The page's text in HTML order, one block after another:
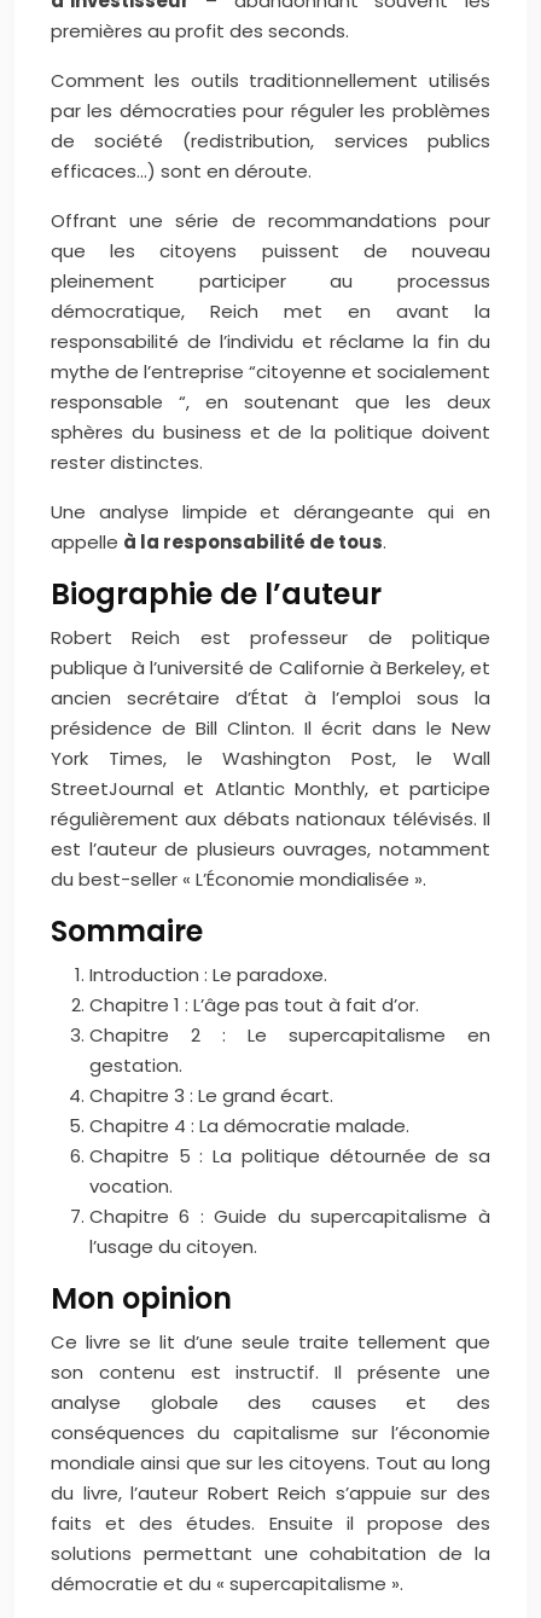
premières au profit des seconds.
Comment les outils traditionnellement utilisés
par les démocraties pour réguler les problèmes
de société (redistribution, services publics
efficaces…) sont en déroute.
Offrant une série de recommandations pour
que les citoyens puissent de nouveau
pleinement participer au processus
démocratique, Reich met en avant la
responsabilité de l’individu et réclame la fin du
mythe de l’entreprise “citoyenne et socialement
responsable “, en soutenant que les deux
sphères du business et de la politique doivent
rester distinctes.
Une analyse limpide et dérangeante qui en
appelle à la responsabilité de tous.
Biographie de l’auteur
Robert Reich est professeur de politique
publique à l’université de Californie à Berkeley, et
ancien secrétaire d’État à l’emploi sous la
présidence de Bill Clinton. Il écrit dans le New
York Times, le Washington Post, le Wall
StreetJournal et Atlantic Monthly, et participe
régulièrement aux débats nationaux télévisés. Il
est l’auteur de plusieurs ouvrages, notamment
du best-seller « L’Économie mondialisée ».
Sommaire
Introduction : Le paradoxe.
Chapitre 1 : L’âge pas tout à fait d’or.
Chapitre 2 : Le supercapitalisme en
gestation.
Chapitre 3 : Le grand écart.
Chapitre 4 : La démocratie malade.
Chapitre 5 : La politique détournée de sa
vocation.
Chapitre 6 : Guide du supercapitalisme à
l’usage du citoyen.
Mon opinion
Ce livre se lit d’une seule traite tellement que
son contenu est instructif. Il présente une
analyse globale des causes et des
conséquences du capitalisme sur l’économie
mondiale ainsi que sur les citoyens. Tout au long
du livre, l’auteur Robert Reich s’appuie sur des
faits et des études. Ensuite il propose des
solutions permettant une cohabitation de la
démocratie et du « supercapitalisme ».